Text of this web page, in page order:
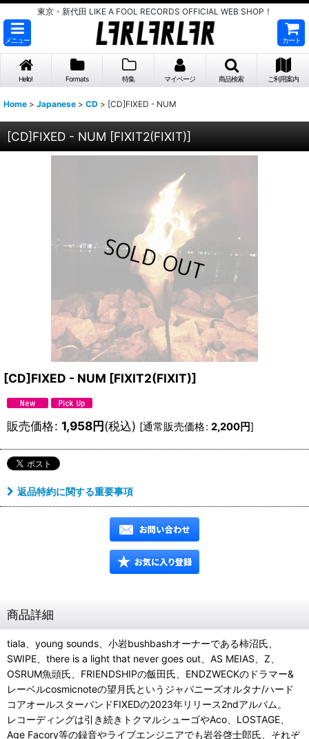
東京・新代田 LIKE A FOOL RECORDS OFFICIAL WEB SHOP！
メニュー カート
Hello! Formats 特集 マイページ 商品検索 ご利用案内
Home > Japanese > CD > [CD]FIXED - NUM
[CD]FIXED - NUM [FIXIT2(FIXIT)]
[CD]FIXED - NUM [FIXIT2(FIXIT)]
販売価格: 1,958円(税込) [通常販売価格: 2,200円]
返品特約に関する重要事項
商品詳細
tiala、young sounds、小岩bushbashオーナーである柿沼氏、
SWIPE、there is a light that never goes out、AS MEIAS、Z、
OSRUM魚頭氏、FRIENDSHIPの飯田氏、ENDZWECKのドラマー&
レーベルcosmicnoteの望月氏というジャパニーズオルタナ/ハード
コアオールスターバンドFIXEDの2023年リリース2ndアルバム。
レコーディングは引き続きトクマルシューゴやAco、LOSTAGE、
Age Facory等の録音やライブエンジニアでも岩谷啓士郎氏、それぞ